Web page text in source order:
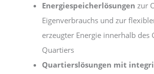
Energiespeicherlösungen zur
Eigenverbrauchs und zur
erzeugter Energie innerhalb des
Quartiers
Quartierslösungen mit